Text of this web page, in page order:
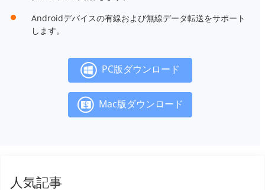
Androidデバイスの有線および無線データ転送をサポート
します。
PC版ダウンロード
Mac版ダウンロード
人気記事